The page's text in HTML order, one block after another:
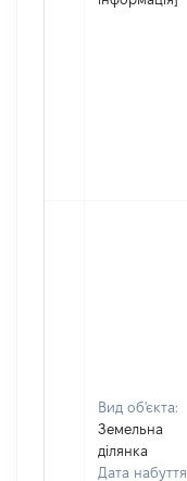
Вид об'єкта:
Земельна
ділянка
Дата набуття